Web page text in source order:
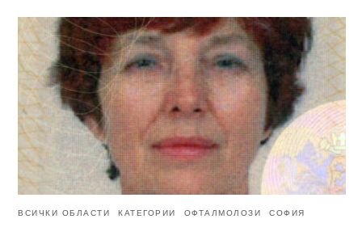
ВСИЧКИ ОБЛАСТИ КАТЕГОРИИ ОФТАЛМОЛОЗИ СОФИЯ